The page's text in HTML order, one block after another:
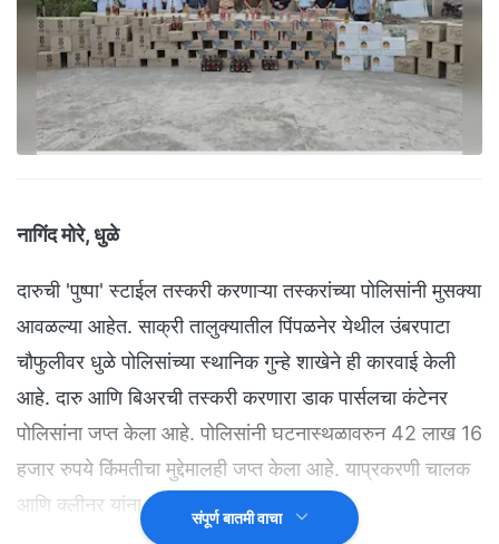
नागिंद मोरे, धुळे
दारुची 'पुष्पा' स्टाईल तस्करी करणाऱ्या तस्करांच्या पोलिसांनी मुसक्या
आवळल्या आहेत. साक्री तालुक्यातील पिंपळनेर येथील उंबरपाटा
चौफुलीवर धुळे पोलिसांच्या स्थानिक गुन्हे शाखेने ही कारवाई केली
आहे. दारु आणि बिअरची तस्करी करणारा डाक पार्सलचा कंटेनर
पोलिसांना जप्त केला आहे. पोलिसांनी घटनास्थळावरुन 42 लाख 16
हजार रुपये किंमतीचा मुद्देमालही जप्त केला आहे. याप्रकरणी चालक
आणि क्लीनर यांना ताब्यात घेण्यात आले आहे.
संपूर्ण बातमी वाचा